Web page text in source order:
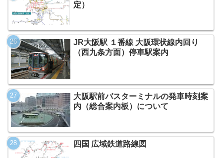
定）
JR大阪駅 １番線 大阪環状線内回り
（西九条方面）停車駅案内
大阪駅前バスターミナルの発車時刻案
内（総合案内板）について
四国 広域鉄道路線図